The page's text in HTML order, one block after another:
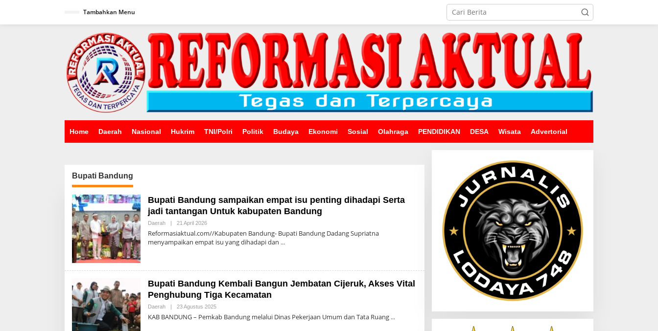
Tambahkan Menu
Home Daerah Nasional Hukrim TNI/Polri Politik Budaya Ekonomi Sosial Olahraga PENDIDIKAN DESA Wisata Advertorial
Bupati Bandung
Bupati Bandung sampaikan empat isu penting dihadapi Serta
jadi tantangan Untuk kabupaten Bandung
Daerah | 21 April 2026Oleh
Reformasiaktual.com//Kabupaten Bandung- Bupati Bandung Dadang Supriatna
menyampaikan empat isu yang dihadapi dan
Bupati Bandung Kembali Bangun Jembatan Cijeruk, Akses Vital
Penghubung Tiga Kecamatan
Daerah | 23 Agustus 2025Oleh
KAB BANDUNG – Pemkab Bandung melalui Dinas Pekerjaan Umum dan Tata Ruang